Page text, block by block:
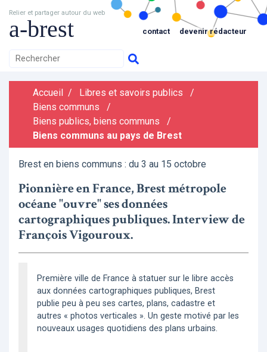
Relier et partager autour du web
a-brest contact devenir rédacteur
Accueil / Libres et savoirs publics
/
Biens communs
/
Biens publics, biens communs
/
Biens communs au pays de Brest
Brest en biens communs : du 3 au 15 octobre
Pionnière en France, Brest métropole
océane "ouvre" ses données
cartographiques publiques. Interview de
François Vigouroux.
Première ville de France à statuer sur le libre accès
aux données cartographiques publiques, Brest
publie peu à peu ses cartes, plans, cadastre et
autres « photos verticales ». Un geste motivé par les
nouveaux usages quotidiens des plans urbains.